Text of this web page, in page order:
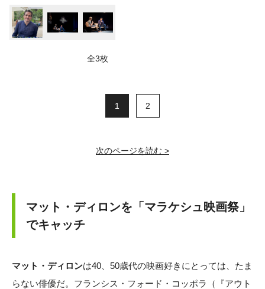
全3枚
1 2
次のページを読む >
マット・ディロンを「マラケシュ映画祭」
でキャッチ
マット・ディロンは40、50歳代の映画好きにとっては、たま
らない俳優だ。フランシス・フォード・コッポラ（『アウト